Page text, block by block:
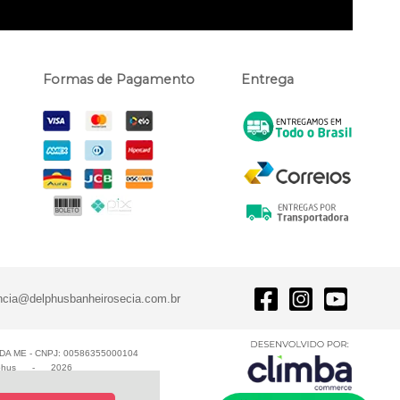
Formas de Pagamento Entrega
ME - CNPJ: 00586355000104
- 2026